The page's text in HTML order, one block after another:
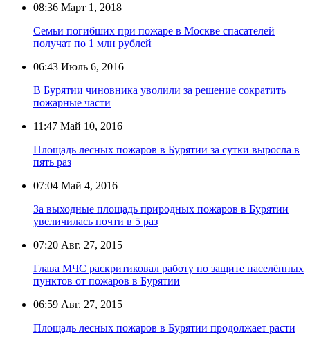
08:36 Март 1, 2018
Семьи погибших при пожаре в Москве спасателей
получат по 1 млн рублей
06:43 Июль 6, 2016
В Бурятии чиновника уволили за решение сократить
пожарные части
11:47 Май 10, 2016
Площадь лесных пожаров в Бурятии за сутки выросла в
пять раз
07:04 Май 4, 2016
За выходные площадь природных пожаров в Бурятии
увеличилась почти в 5 раз
07:20 Авг. 27, 2015
Глава МЧС раскритиковал работу по защите населённых
пунктов от пожаров в Бурятии
06:59 Авг. 27, 2015
Площадь лесных пожаров в Бурятии продолжает расти